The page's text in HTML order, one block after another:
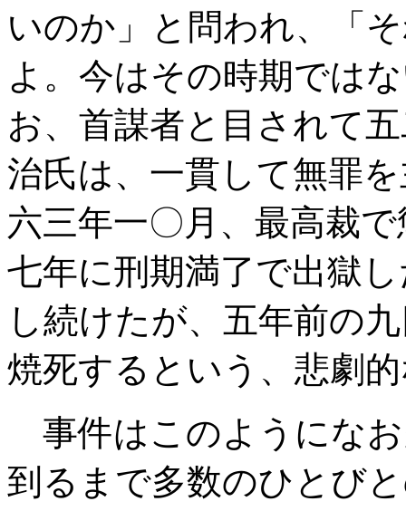
いのか」と問われ、「
よ。今はその時期では
お、首謀者と目されて
治氏は、一貫して無罪
六三年一〇月、最高裁
七年に刑期満了で出獄
し続けたが、五年前の
焼死するという、悲劇
事件はこのようにな
到るまで多数のひとび